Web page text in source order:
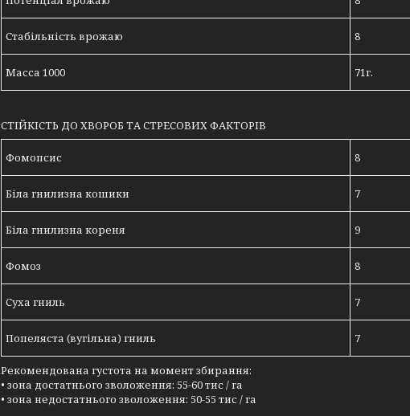
Стабільність врожаю 8
Масса 1000 71г.
СТІЙКІСТЬ ДО ХВОРОБ ТА СТРЕСОВИХ ФАКТОРІВ
Фомопсис 8
Біла гнилизна кошики 7
Біла гнилизна кореня 9
Фомоз 8
Суха гниль 7
Попеляста (вугільна) гниль 7
Рекомендована густота на момент збирання:
• зона достатнього зволоження: 55-60 тис / га
• зона недостатнього зволоження: 50-55 тис / га